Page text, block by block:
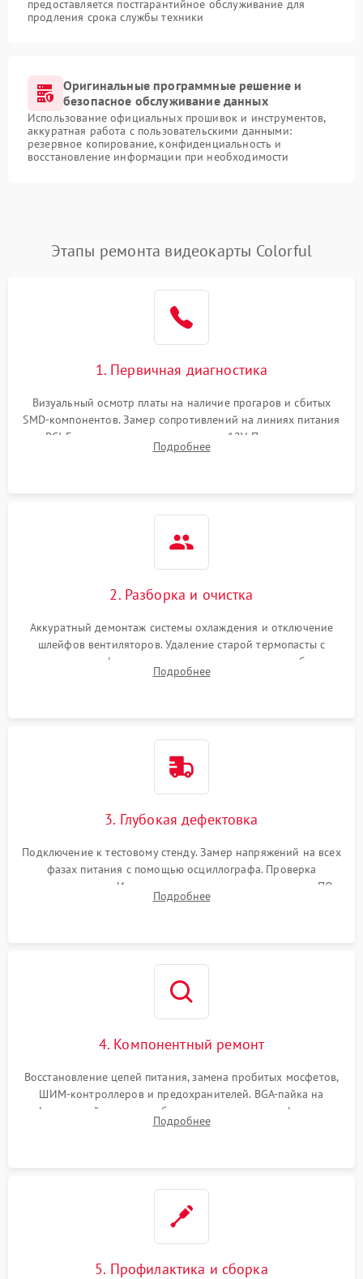
предоставляется постгарантийное обслуживание для
продления срока службы техники
Оригинальные программные решение и
безопасное обслуживание данных
Использование официальных прошивок и инструментов,
аккуратная работа с пользовательскими данными:
резервное копирование, конфиденциальность и
восстановление информации при необходимости
Этапы ремонта видеокарты Colorful
1. Первичная диагностика
Визуальный осмотр платы на наличие прогаров и сбитых
SMD-компонентов. Замер сопротивлений на линиях питания
PCI-E и дополнительных разъемах 12V. Проверка на
короткое замыкание основных дросселей питания GPU и
Подробнее
2. Разборка и очистка
Аккуратный демонтаж системы охлаждения и отключение
шлейфов вентиляторов. Удаление старой термопасты с
кристалла графического чипа и термопрокладок с банок
памяти и зоны VRM. Очистка платы от пыли и окислов.
Подробнее
3. Глубокая дефектовка
Подключение к тестовому стенду. Замер напряжений на всех
фазах питания с помощью осциллографа. Проверка
инициализации. Использование специализированного ПО
MATS
Подробнее
4. Компонентный ремонт
Восстановление цепей питания, замена пробитых мосфетов,
ШИМ-контроллеров и предохранителей. BGA-пайка на
инфракрасной станции реболлинг или замена графического
чипа и дефектной памяти GDDR. Прошивка BIOS
Подробнее
5. Профилактика и сборка